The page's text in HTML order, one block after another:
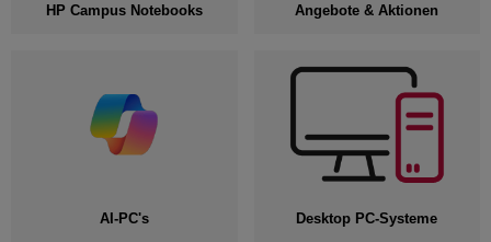
HP Campus Notebooks Angebote & Aktionen
AI-PC's Desktop PC-Systeme